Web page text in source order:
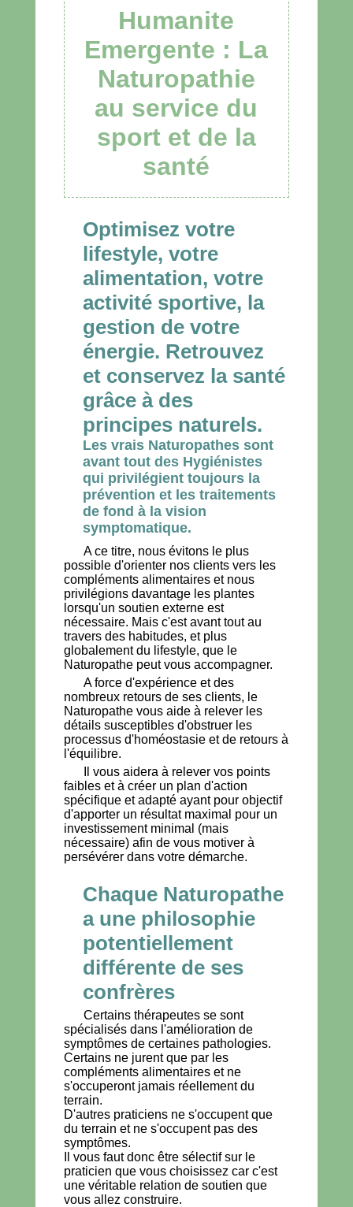
Humanite
Emergente : La
Naturopathie
au service du
sport et de la
santé
Optimisez votre
lifestyle, votre
alimentation, votre
activité sportive, la
gestion de votre
énergie. Retrouvez
et conservez la santé
grâce à des
principes naturels.
Les vrais Naturopathes sont
avant tout des Hygiénistes
qui privilégient toujours la
prévention et les traitements
de fond à la vision
symptomatique.
A ce titre, nous évitons le plus
possible d'orienter nos clients vers les
compléments alimentaires et nous
privilégions davantage les plantes
lorsqu'un soutien externe est
nécessaire. Mais c'est avant tout au
travers des habitudes, et plus
globalement du lifestyle, que le
Naturopathe peut vous accompagner.
A force d'expérience et des
nombreux retours de ses clients, le
Naturopathe vous aide à relever les
détails susceptibles d'obstruer les
processus d'homéostasie et de retours à
l'équilibre.
Il vous aidera à relever vos points
faibles et à créer un plan d'action
spécifique et adapté ayant pour objectif
d'apporter un résultat maximal pour un
investissement minimal (mais
nécessaire) afin de vous motiver à
persévérer dans votre démarche.
Chaque Naturopathe
a une philosophie
potentiellement
différente de ses
confrères
Certains thérapeutes se sont
spécialisés dans l'amélioration de
symptômes de certaines pathologies.
Certains ne jurent que par les
compléments alimentaires et ne
s'occuperont jamais réellement du
terrain.
D'autres praticiens ne s'occupent que
du terrain et ne s'occupent pas des
symptômes.
Il vous faut donc être sélectif sur le
praticien que vous choisissez car c'est
une véritable relation de soutien que
vous allez construire.